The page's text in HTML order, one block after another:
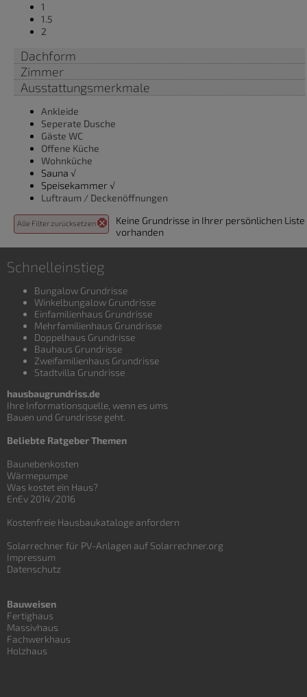
1
1.5
2
Dachform
Zimmer
Ausstattungsmerkmale
Ankleide
Seperate Dusche
Gäste WC
Offene Küche
Wohnküche
Sauna √
Speisekammer √
Luftraum / Deckenöffnungen
Alle Filter zurücksetzen
Keine Grundrisse in Ihrer persönlichen Liste
vorhanden
Schnelleinstieg
Bungalow Grundrisse
Winkelbungalow Grundrisse
Einfamilienhaus Grundrisse
Mehrfamilienhaus Grundrisse
Doppelhaus Grundrisse
Bauhaus Grundrisse
Zweifamilienhaus Grundrisse
Stadtvilla Grundrisse
hausbaugrundriss.de
Ihre Informationsquelle, wenn es ums
Bauen und Grundrisse geht.
Beliebte Ratgeber Themen
Baunebenkosten
Wärmepumpe
Was kostet ein Haus?
EnEv 2014/2016
Kostenfreie Hausbaukataloge anfordern
Solarrechner für PV-Anlagen auf Solarrechner.org
Impressum
Datenschutz
Bauweisen
Fertighaus
Massivhaus
Fachwerkhaus
Holzhaus